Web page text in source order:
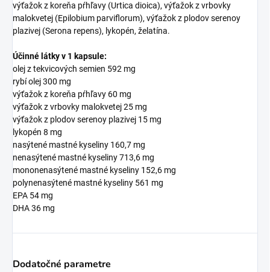
výťažok z koreňa pŕhľavy (Urtica dioica), výťažok z vrbovky
malokvetej (Epilobium parviflorum), výťažok z plodov serenoy
plazivej (Serona repens), lykopén, želatína.
Účinné látky v 1 kapsule:
olej z tekvicových semien 592 mg
rybí olej 300 mg
výťažok z koreňa pŕhľavy 60 mg
výťažok z vrbovky malokvetej 25 mg
výťažok z plodov serenoy plazivej 15 mg
lykopén 8 mg
nasýtené mastné kyseliny 160,7 mg
nenasýtené mastné kyseliny 713,6 mg
mononenasýtené mastné kyseliny 152,6 mg
polynenasýtené mastné kyseliny 561 mg
EPA 54 mg
DHA 36 mg
Dodatočné parametre